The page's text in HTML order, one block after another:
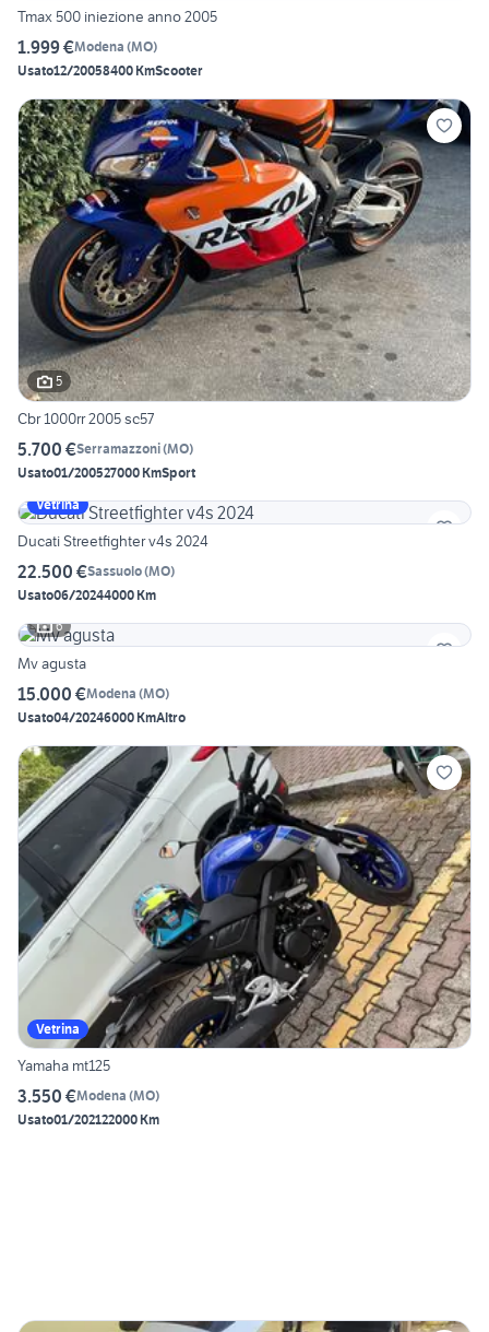
Tmax 500 iniezione anno 2005
1.999 €Modena (MO)
Usato12/20058400 KmScooter
5
Cbr 1000rr 2005 sc57
5.700 €Serramazzoni(MO)
Usato01/200527000 KmSport
Vetrina
Ducati Streetfighter v4s 2024
22.500 €Sassuolo(MO)
Usato06/20244000 Km
6
Mv agusta
15.000 €Modena (MO)
Usato04/20246000 KmAltro
Vetrina
Yamaha mt125
3.550 €Modena (MO)
Usato01/202122000 Km